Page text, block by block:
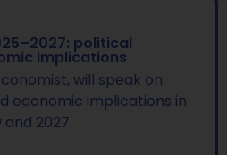
political
implications
will speak on
economic implications in
2027.